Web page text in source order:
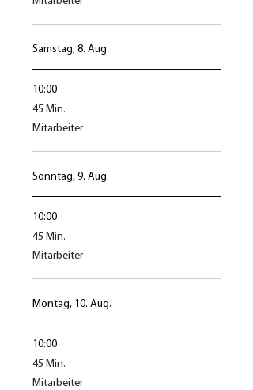
Samstag, 8. Aug.
10:00
45 Min.
45
Minuten
Mitarbeiter
Sonntag, 9. Aug.
10:00
45 Min.
45
Minuten
Mitarbeiter
Montag, 10. Aug.
10:00
45 Min.
45
Minuten
Mitarbeiter